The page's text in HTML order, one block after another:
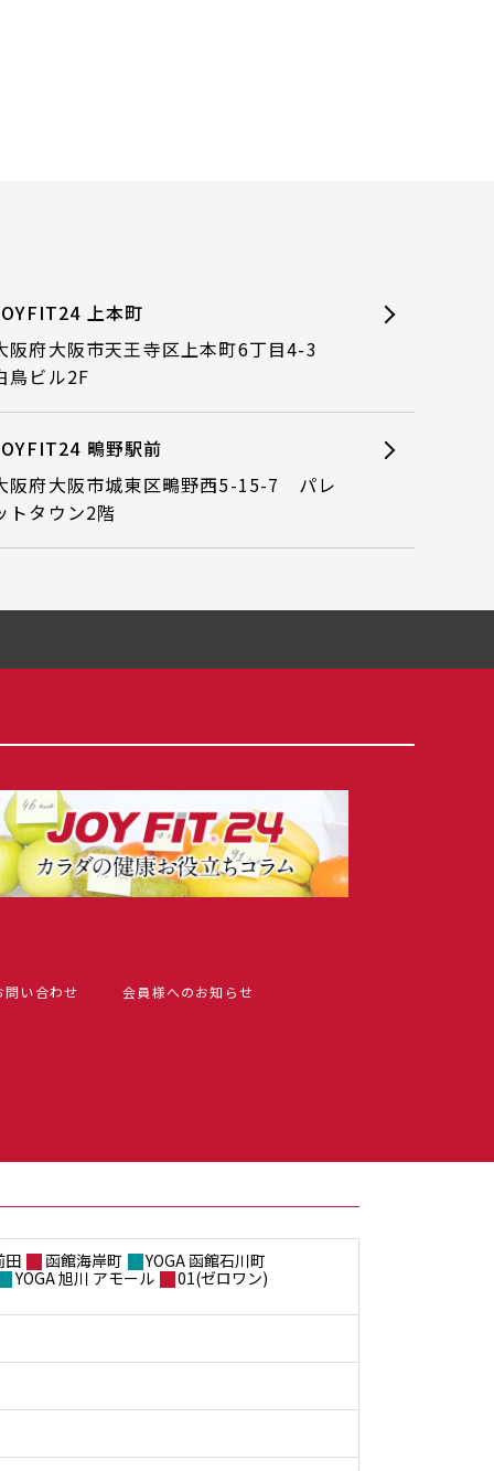
上本町
阪府大阪市天王寺区上本町6丁目4-3
鳥ビル2F
鴫野駅前
阪府大阪市城東区鴫野西5-15-7 パレ
トタウン2階
問い合わせ
会員様へのお知らせ
田 函館海岸町
YOGA 函館石川町
YOGA 旭川 アモール
01(ゼロワン)